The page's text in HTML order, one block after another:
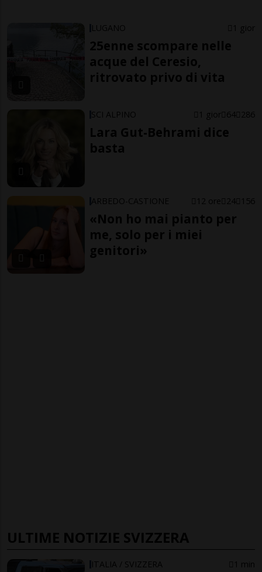
LUGANO 1 gior
25enne scompare nelle
acque del Ceresio,
ritrovato privo di vita
SCI ALPINO 1 gior 64 286
Lara Gut-Behrami dice
basta
ARBEDO-CASTIONE 12 ore 24 156
«Non ho mai pianto per
me, solo per i miei
genitori»
ULTIME NOTIZIE SVIZZERA
ITALIA / SVIZZERA 1 min